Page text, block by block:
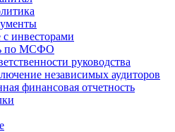
инвеcторами
по МСФО
руководства
независимых аудиторов
финансовая отчетность